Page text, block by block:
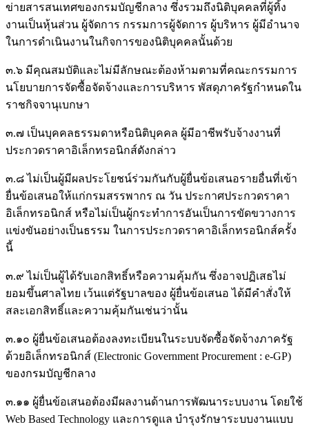
ข่ายสารสนเทศของกรมบัญชีกลาง ซึ่งรวมถึงนิติบุคคลที่ผู้ทิ้ง
งานเป็นหุ้นส่วน ผู้จัดการ กรรมการผู้จัดการ ผู้บริหาร ผู้มีอํานาจ
ในการดําเนินงานในกิจการของนิติบุคคลนั้นด้วย
๓.๖ มีคุณสมบัติและไม่มีลักษณะต้องห้ามตามที่คณะกรรมการ
นโยบายการจัดซื้อจัดจ้างและการบริหาร พัสดุภาครัฐกําหนดใน
ราชกิจจานุเบกษา
๓.๗ เป็นบุคคลธรรมดาหรือนิติบุคคล ผู้มีอาชีพรับจ้างงานที่
ประกวดราคาอิเล็กทรอนิกส์ดังกล่าว
๓.๘ ไม่เป็นผู้มีผลประโยชน์ร่วมกันกับผู้ยื่นข้อเสนอรายอื่นที่เข้า
ยื่นข้อเสนอให้แก่กรมสรรพากร ณ วัน ประกาศประกวดราคา
อิเล็กทรอนิกส์ หรือไม่เป็นผู้กระทําการอันเป็นการขัดขวางการ
แข่งขันอย่างเป็นธรรม ในการประกวดราคาอิเล็กทรอนิกส์ครั้ง
นี้
๓.๙ ไม่เป็นผู้ได้รับเอกสิทธิ์หรือความคุ้มกัน ซึ่งอาจปฏิเสธไม่
ยอมขึ้นศาลไทย เว้นแต่รัฐบาลของ ผู้ยื่นข้อเสนอ ได้มีคําสั่งให้
สละเอกสิทธิ์และความคุ้มกันเช่นว่านั้น
๓.๑๐ ผู้ยื่นข้อเสนอต้องลงทะเบียนในระบบจัดซื้อจัดจ้างภาครัฐ
ด้วยอิเล็กทรอนิกส์ (Electronic Government Procurement : e-GP)
ของกรมบัญชีกลาง
๓.๑๑ ผู้ยื่นข้อเสนอต้องมีผลงานด้านการพัฒนาระบบงาน โดยใช้
Web Based Technology และการดูแล บํารุงรักษาระบบงานแบบ